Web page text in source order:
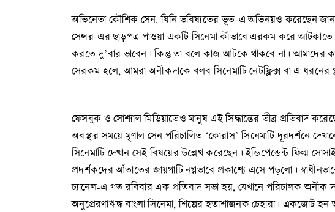
অভিনেতা কৌশিক সেন, যিনি ভবিষ্যতের ভূত-এ অভিনয়ও করেছেন
সেন্সর-এর ছাড়পত্র পাওয়া একটি সিনেমা কীভাবে এরকম করে
করতে দু’বার ভাবেন। কিন্তু তা বলে কাজ আটকে থাকবে না। আমাদের
সেরকম হলে, আমরা অনীকদাকে বলব সিনেমাটি নেটফ্লিক্স বা এ ধরনের
ফেসবুক ও সোশ্যাল মিডিয়াতেও মানুষ এই সিদ্ধান্তের তীব্র প্রতিবাদ
অবস্থার সময়ে মৃণাল সেন পরিচালিত ‘কোরাস’ সিনেমাটি দূরদর্শনে
সিনেমাটি দেখান সেই বিষয়ের উল্লেখ করেছেন। ইন্ডিপেন্ডেন্ট ফিল্ম
প্রদর্শকদের আঁতাতের জায়গাটি নগ্নভাবে প্রকাশ্যে এসে পড়লো।
চ্যানেল-এ গত রবিবার এক প্রতিবাদ সভা হয়, যেখানে পরিচালক অনীক
অনুপ্রেরণাঋদ্ধ বাংলা সিনেমা, শিল্পের হতাশাজনক চেহারা। একজোট হন